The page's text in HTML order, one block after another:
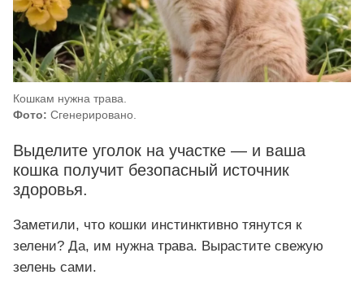
Кошкам нужна трава.
Фото: Сгенерировано.
Выделите уголок на участке — и ваша
кошка получит безопасный источник
здоровья.
Заметили, что кошки инстинктивно тянутся к
зелени? Да, им нужна трава. Вырастите свежую
зелень сами.